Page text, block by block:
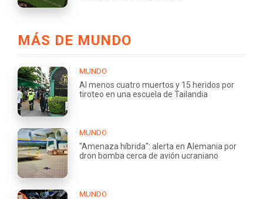
MÁS DE MUNDO
MUNDO
Al menos cuatro muertos y 15 heridos por
tiroteo en una escuela de Tailandia
MUNDO
"Amenaza híbrida": alerta en Alemania por
dron bomba cerca de avión ucraniano
MUNDO